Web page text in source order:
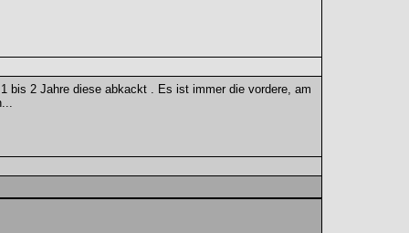
bis 2 Jahre diese abkackt . Es ist immer die vordere, am